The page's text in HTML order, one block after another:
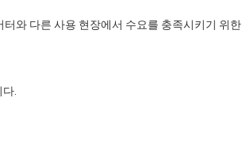
와 다른 사용 현장에서 수요를 충족시키기 위한
.